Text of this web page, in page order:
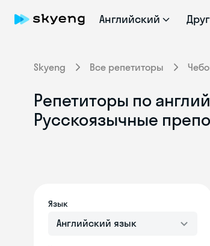
Английский
Skyeng Все репетиторы
Репетиторы по
Русскоязычные
Язык
Английский язык